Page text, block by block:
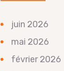
juin 2026
mai 2026
février 2026